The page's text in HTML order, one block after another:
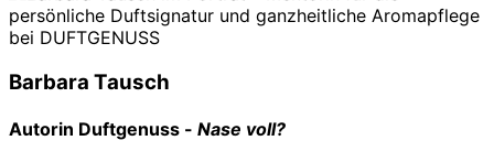
Barbara Tausch
Autorin Duftgenuss - Nase voll?